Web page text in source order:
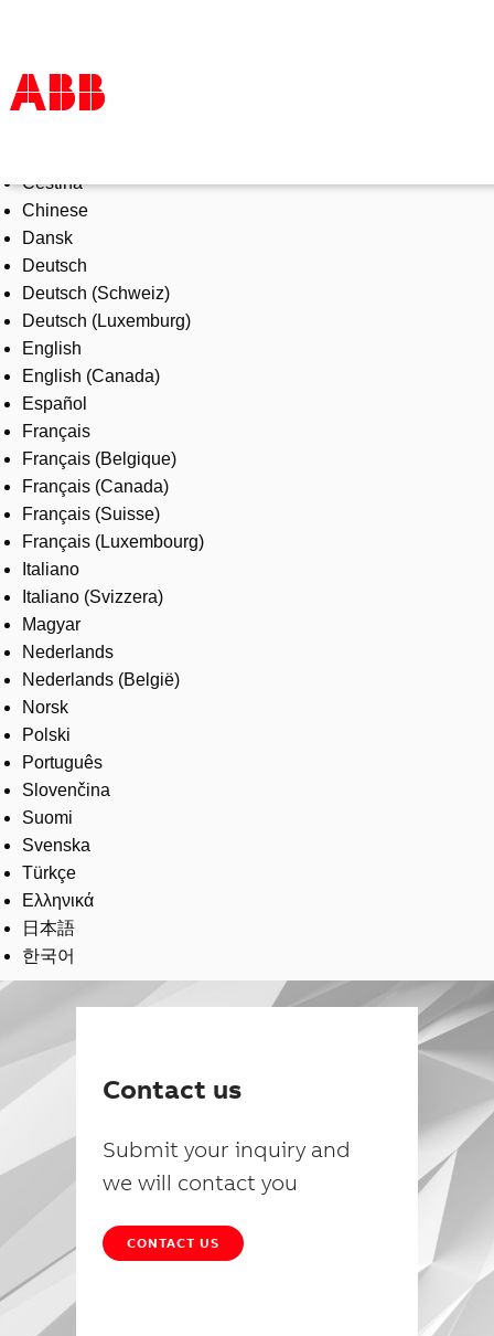
Products & Solutions
Industries
Services
About us
Where to buy
Contact us
Careers
Čeština
Chinese
Dansk
Deutsch
Deutsch (Schweiz)
Deutsch (Luxemburg)
English
English (Canada)
Español
Français
Français (Belgique)
Français (Canada)
Français (Suisse)
Français (Luxembourg)
Italiano
Italiano (Svizzera)
Magyar
Nederlands
Nederlands (België)
Norsk
Polski
Português
Slovenčina
Suomi
Svenska
Türkçe
Ελληνικά
日本語
한국어
Contact us
Submit your inquiry and
we will contact you
CONTACT US